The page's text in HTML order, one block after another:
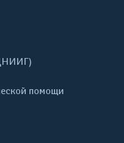
помощи